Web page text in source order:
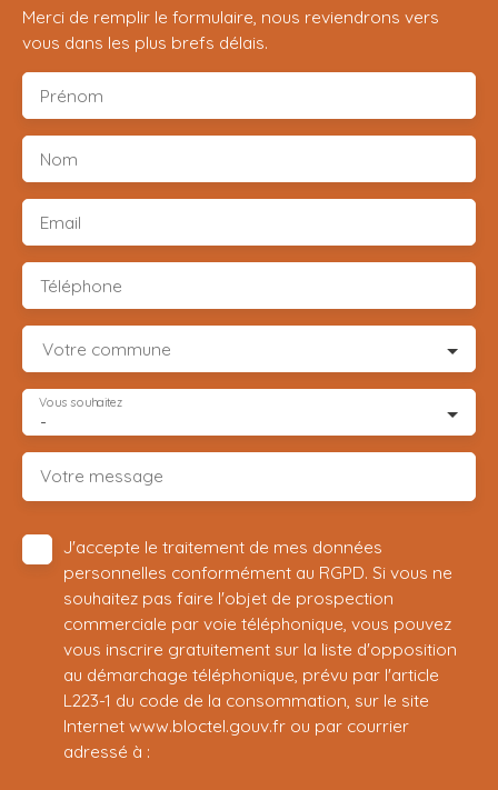
Merci de remplir le formulaire, nous reviendrons vers
vous dans les plus brefs délais.
Prénom
Nom
Email
Téléphone
Votre commune
-
Vous souhaitez
Votre message
J'accepte le traitement de mes données
personnelles conformément au RGPD. Si vous ne
souhaitez pas faire l'objet de prospection
commerciale par voie téléphonique, vous pouvez
vous inscrire gratuitement sur la liste d'opposition
au démarchage téléphonique, prévu par l'article
L223-1 du code de la consommation, sur le site
Internet www.bloctel.gouv.fr ou par courrier
adressé à :